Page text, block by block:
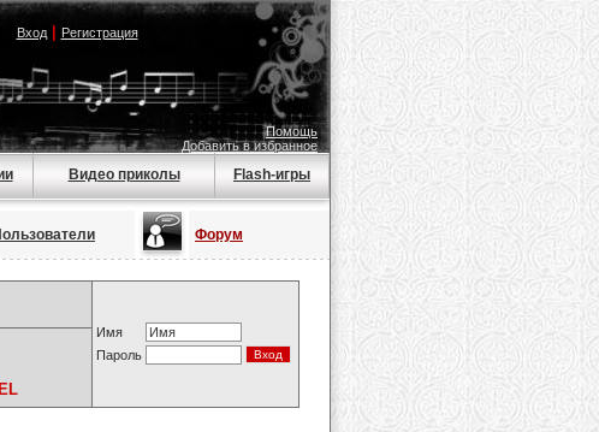
Вход| Регистрация
Помощь
Добавить в избранное
Видео приколы Flash-игры
Форум
Имя
Пароль